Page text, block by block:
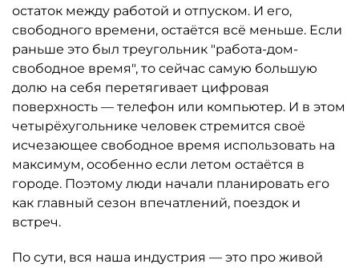
остаток между работой и отпуском. И его,
свободного времени, остаётся всё меньше. Если
раньше это был треугольник "работа-дом-
свободное время", то сейчас самую большую
долю на себя перетягивает цифровая
поверхность — телефон или компьютер. И в этом
четырёхугольнике человек стремится своё
исчезающее свободное время использовать на
максимум, особенно если летом остаётся в
городе. Поэтому люди начали планировать его
как главный сезон впечатлений, поездок и
встреч.
По сути, вся наша индустрия — это про живой